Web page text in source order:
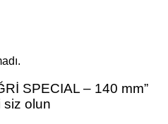
SPECIAL – 140 mm”
siz olun